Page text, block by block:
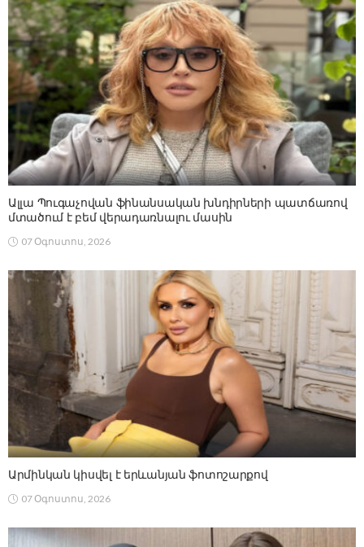
Ալլա Պուգաչովան ֆինանսական խնդիրների պատճառով
մտածում է բեմ վերադառնալու մասին
07 Օգոստոս, 2026
Արմինկան կիսվել է երևանյան ֆոտոշարքով
07 Օգոստոս, 2026